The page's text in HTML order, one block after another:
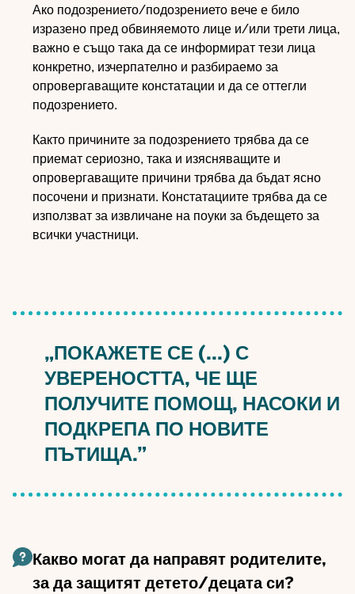
Ако подозрението/подозрението вече е било
изразено пред обвиняемото лице и/или трети лица,
важно е също така да се информират тези лица
конкретно, изчерпателно и разбираемо за
опровергаващите констатации и да се оттегли
подозрението.
Както причините за подозрението трябва да се
приемат сериозно, така и изясняващите и
опровергаващите причини трябва да бъдат ясно
посочени и признати. Констатациите трябва да се
използват за извличане на поуки за бъдещето за
всички участници.
„ПОКАЖЕТЕ СЕ (...) С
УВЕРЕНОСТТА, ЧЕ ЩЕ
ПОЛУЧИТЕ ПОМОЩ, НАСОКИ И
ПОДКРЕПА ПО НОВИТЕ
ПЪТИЩА.”
Какво могат да направят родителите,
за да защитят детето/децата си?